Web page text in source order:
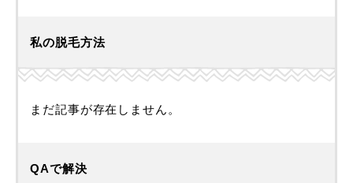
私の脱毛方法
まだ記事が存在しません。
QAで解決